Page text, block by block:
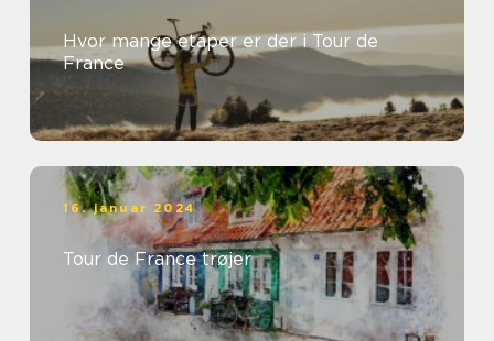
Hvor mange etaper er der i Tour de
France
16. januar 2024
Tour de France trøjer